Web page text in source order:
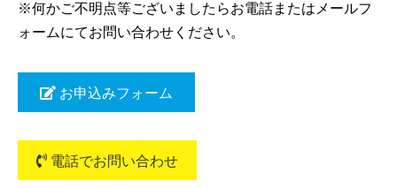
※何かご不明点等ございましたらお電話またはメールフ
ォームにてお問い合わせください。
お申込みフォーム
電話でお問い合わせ